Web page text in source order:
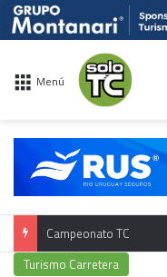
Menú
Campeonato TC
Turismo Carretera